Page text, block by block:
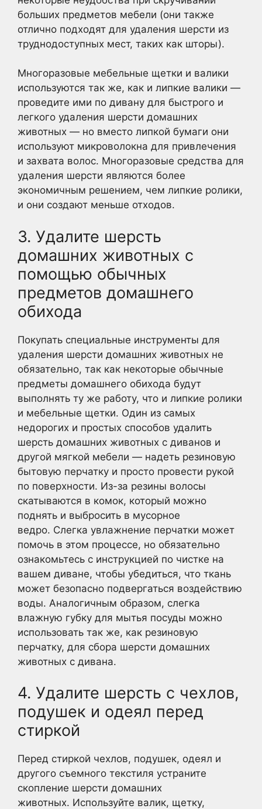
больших предметов мебели (они также
отлично подходят для удаления шерсти из
труднодоступных мест, таких как шторы).
Многоразовые мебельные щетки и валики
используются так же, как и липкие валики —
проведите ими по дивану для быстрого и
легкого удаления шерсти домашних
животных — но вместо липкой бумаги они
используют микроволокна для привлечения
и захвата волос. Многоразовые средства для
удаления шерсти являются более
экономичным решением, чем липкие ролики,
и они создают меньше отходов.
3. Удалите шерсть
домашних животных с
помощью обычных
предметов домашнего
обихода
Покупать специальные инструменты для
удаления шерсти домашних животных не
обязательно, так как некоторые обычные
предметы домашнего обихода будут
выполнять ту же работу, что и липкие ролики
и мебельные щетки. Один из самых
недорогих и простых способов удалить
шерсть домашних животных с диванов и
другой мягкой мебели — надеть резиновую
бытовую перчатку и просто провести рукой
по поверхности. Из-за резины волосы
скатываются в комок, который можно
поднять и выбросить в мусорное
ведро. Слегка увлажнение перчатки может
помочь в этом процессе, но обязательно
ознакомьтесь с инструкцией по чистке на
вашем диване, чтобы убедиться, что ткань
может безопасно подвергаться воздействию
воды. Аналогичным образом, слегка
влажную губку для мытья посуды можно
использовать так же, как резиновую
перчатку, для сбора шерсти домашних
животных с дивана.
4. Удалите шерсть с чехлов,
подушек и одеял перед
стиркой
Перед стиркой чехлов, подушек, одеял и
другого съемного текстиля устраните
скопление шерсти домашних
животных. Используйте валик, щетку,